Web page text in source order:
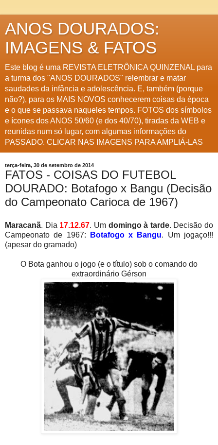
ANOS DOURADOS:
IMAGENS & FATOS
Este blog é uma REVISTA ELETRÔNICA QUINZENAL para
a turma dos "ANOS DOURADOS" relembrar e matar
saudades da infância e adolescência. E, também (porque
não?), para os MAIS NOVOS conhecerem coisas da época
e o que se passava naqueles tempos. FOTOS dos símbolos
e ícones dos ANOS 50/60 (e dos 40/70), tiradas da WEB e
reunidas num só lugar, com algumas informações do
PASSADO. CLICAR NAS IMAGENS PARA AMPLIÁ-LAS
terça-feira, 30 de setembro de 2014
FATOS - COISAS DO FUTEBOL
DOURADO: Botafogo x Bangu (Decisão
do Campeonato Carioca de 1967)
Maracanã. Dia 17.12.67. Um domingo à tarde. Decisão do
Campeonato de 1967:
Botafogo x Bangu. Um jogaço!!!
(apesar do gramado)
O Bota ganhou o jogo (e o título) sob o comando do
extraordinário Gérson